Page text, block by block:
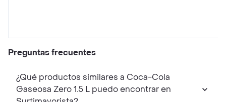
Preguntas frecuentes
¿Qué productos similares a Coca-Cola
Gaseosa Zero 1.5 L puedo encontrar en